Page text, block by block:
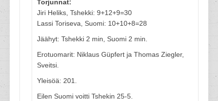
Torjunnat:
Jiri Heliks, Tshekki: 9+12+9=30
Lassi Toriseva, Suomi: 10+10+8=28
Jäähyt: Tshekki 2 min, Suomi 2 min.
Erotuomarit: Niklaus Güpfert ja Thomas Ziegler,
Sveitsi.
Yleisöä: 201.
Eilen Suomi voitti Tshekin 25-5.